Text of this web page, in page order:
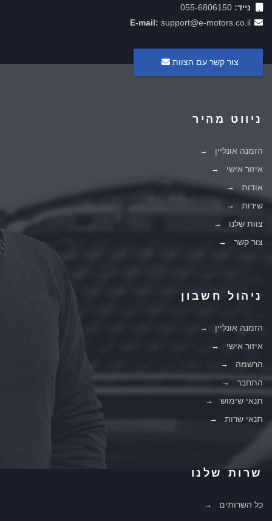
נייד: 055-6806150
E-mail: support@e-motors.co.il
צור קשר עם הצוות
ניווט מהיר
הזמנה אונליין
איזור אישי
אודות
שירות
צוות שלנו
צור קשר
ניהול חשבון
הזמנה אונליין
איזור אישי
הרשמה
התחבר
תנאי שימוש
תנאי שרות
שרות שלנו
כל השרותים